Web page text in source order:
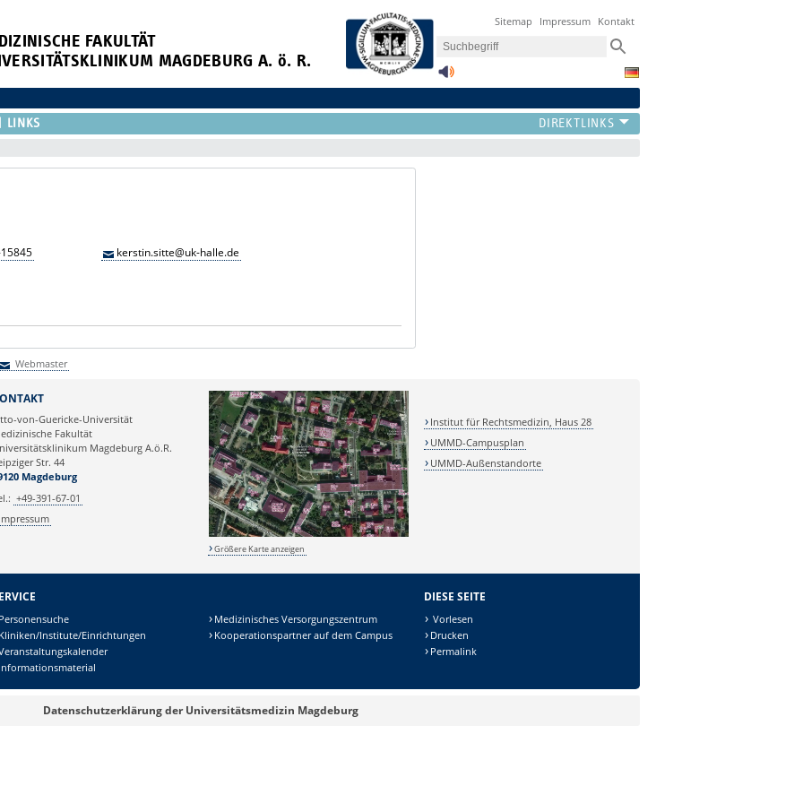
FAKULTÄT
MAGDEBURG A. ö. R.
Sitemap Impressum Kontakt
LINKS
kerstin.sitte@uk-halle.de
Webmaster
von-Guericke-Universität
Fakultät
Magdeburg A.ö.R.
Str. 44
Magdeburg
+49-391-67-01
Impressum
Größere Karte anzeigen
Institut für Rechtsmedizin, Haus 28
UMMD-Campusplan
UMMD-Außenstandorte
Personensuche
Kliniken/Institute/Einrichtungen
Informationsmaterial
Medizinisches Versorgungszentrum
Kooperationspartner auf dem Campus
DIESE SEITE
Vorlesen
Drucken
Permalink
Datenschutzerklärung der Universitätsmedizin Magdeburg